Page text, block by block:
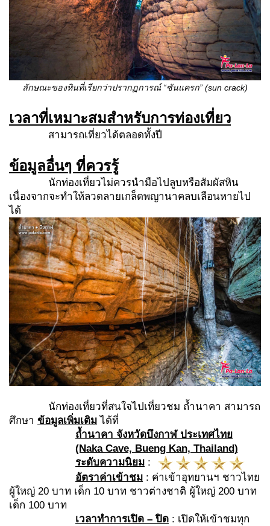
ลักษณะของหินที่เรียกว่าปรากฏการณ์ “ซันแครก” (sun crack)
เวลาที่เหมาะสมสำหรับการท่องเที่ยว
สามารถเที่ยวได้ตลอดทั้งปี
ข้อมูลอื่นๆ ที่ควรรู้
นักท่องเที่ยวไม่ควรนำมือไปลูบหรือสัมผัสหิน
เนื่องจากจะทำให้ลวดลายเกล็ดพญานาคลบเลือนหายไป
ได้
นักท่องเที่ยวที่สนใจไปเที่ยวชม ถ้ำนาคา สามารถ
ศึกษา ข้อมูลเพิ่มเติม ได้ที่
ถ้ำนาคา จังหวัดบึงกาฬ ประเทศไทย
(Naka Cave, Bueng Kan, Thailand)
ระดับความนิยม :
อัตราค่าเข้าชม : ค่าเข้าอุทยานฯ ชาวไทย
ผู้ใหญ่ 20 บาท เด็ก 10 บาท ชาวต่างชาติ ผู้ใหญ่ 200 บาท
เด็ก 100 บาท
เวลาทำการเปิด – ปิด : เปิดให้เข้าชมทุก